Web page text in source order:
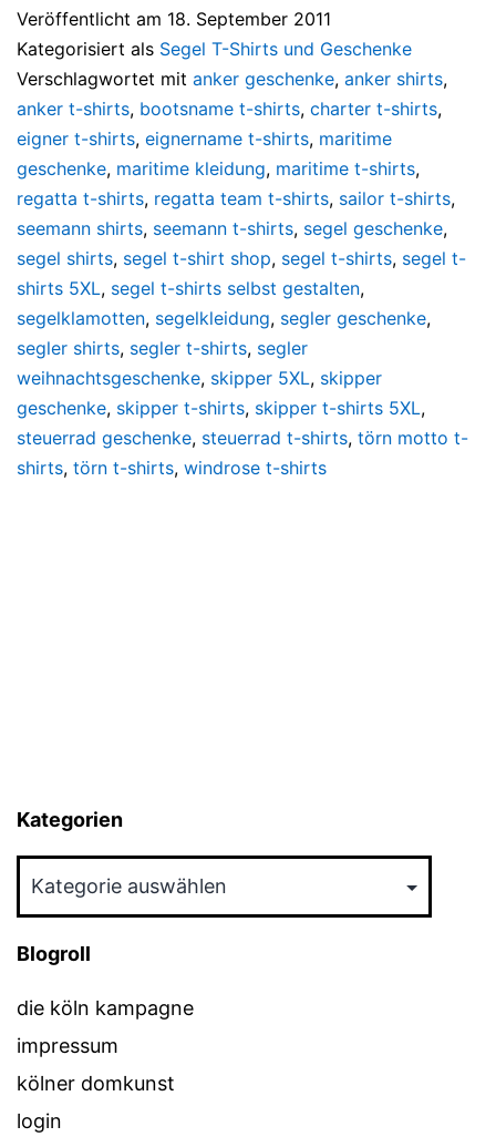
Veröffentlicht am 18. September 2011
Kategorisiert als Segel T-Shirts und Geschenke
Verschlagwortet mit anker geschenke, anker shirts,
anker t-shirts, bootsname t-shirts, charter t-shirts,
eigner t-shirts, eignername t-shirts, maritime
geschenke, maritime kleidung, maritime t-shirts,
regatta t-shirts, regatta team t-shirts, sailor t-shirts,
seemann shirts, seemann t-shirts, segel geschenke,
segel shirts, segel t-shirt shop, segel t-shirts, segel t-
shirts 5XL, segel t-shirts selbst gestalten,
segelklamotten, segelkleidung, segler geschenke,
segler shirts, segler t-shirts, segler
weihnachtsgeschenke, skipper 5XL, skipper
geschenke, skipper t-shirts, skipper t-shirts 5XL,
steuerrad geschenke, steuerrad t-shirts, törn motto t-
shirts, törn t-shirts, windrose t-shirts
Kategorien
Blogroll
die köln kampagne
impressum
kölner domkunst
login